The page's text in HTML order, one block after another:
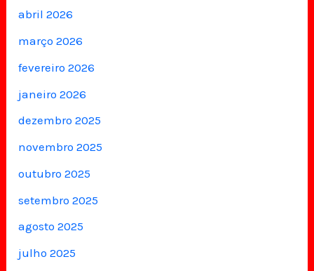
abril 2026
março 2026
fevereiro 2026
janeiro 2026
dezembro 2025
novembro 2025
outubro 2025
setembro 2025
agosto 2025
julho 2025